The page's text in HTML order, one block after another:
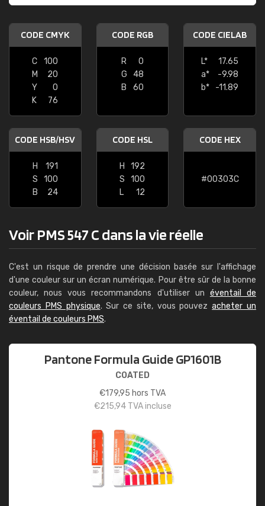
CODE CMYK
C
100
M
20
Y
0
K
76
CODE RGB
R
0
G
48
B
60
CODE CIELAB
L*
17.65
a*
-9.98
b*
-11.89
CODE HSB/HSV
H
191
S
100
B
24
CODE HSL
H
192
S
100
L
12
CODE HEX
#00303C
Voir PMS 547 C dans la vie réelle
C'est un risque de prendre une décision basée sur l'affichage
d'une couleur sur un écran numérique. Pour être sûr de la bonne
couleur, nous vous recommandons d'utiliser un éventail de
couleurs PMS physique. Sur ce site, vous pouvezacheter un
éventail de couleurs PMS.
Pantone Formula Guide GP1601B
COATED
€179,95 hors TVA
€215,94TVA incluse